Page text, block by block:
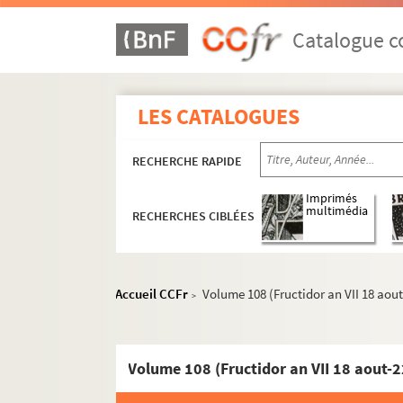
Catalogue
LES CATALOGUES
RECHERCHE RAPIDE
RECHERCHES CIBLÉES
Imprimés
multimédia
Accueil CCFr > Volume 108 (Fructidor an VII 18
Volume 108 (Fructidor an VII 18 aout-